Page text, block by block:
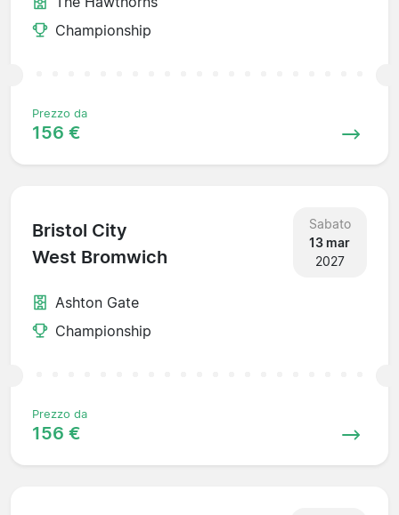
Championship
Prezzo da
156 €
Bristol City
West Bromwich
Sabato
13 mar
2027
Ashton Gate
Championship
Prezzo da
156 €